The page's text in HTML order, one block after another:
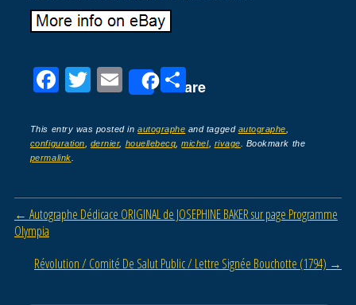
F
c
e
o
k
T
tt
er
E
ail
Share
P
ta
g
This entry was posted inautographe and tagged autographe
configuration
dernier, houellebecq ,michel, rivage . Bookmark the
permalink
Post navigation
← Autographe Dédicace ORIGINAL de JOSEPHINE BAKER sur page Programme
Olympia
Révolution / Comité De Salut Public / Lettre Signée Bouchotte (1794) →